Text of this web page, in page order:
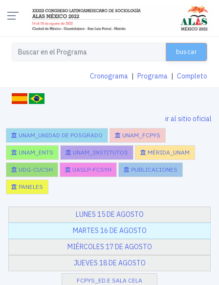
buscar
Cronograma Programa Completo
ir al sitio oficial
UNAM_UNIDAD DE POSGRADO UNAM_FCPYS
UNAM_ENTS UNAM_INSTITUTOS MÉRIDA_UNAM
UDG-CUCSH UASLP-FCSYH PUBLICACIONES
PANELES
LUNES 15 DE AGOSTO
MARTES 16 DE AGOSTO
MIÉRCOLES 17 DE AGOSTO
JUEVES 18 DE AGOSTO
FCPYS_ED.E SALA CELA